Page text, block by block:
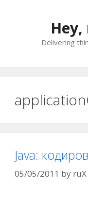
Hey,
Delivering
Java:
05/05/2011 by ruX